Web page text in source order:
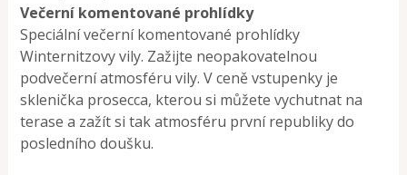
Večerní komentované prohlídky
Speciální večerní komentované prohlídky
Winternitzovy vily. Zažijte neopakovatelnou
podvečerní atmosféru vily. V ceně vstupenky je
sklenička prosecca, kterou si můžete vychutnat na
terase a zažít si tak atmosféru první republiky do
posledního doušku.